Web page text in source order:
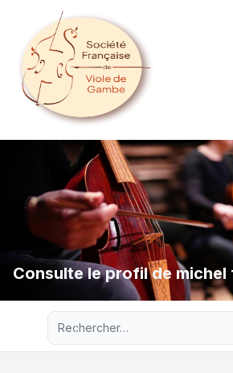
Consulte le profil de michel
Recherche avancée